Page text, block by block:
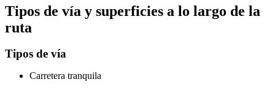
Tipos de vía y superficies a lo largo de la
ruta
Tipos de vía
Carretera tranquila